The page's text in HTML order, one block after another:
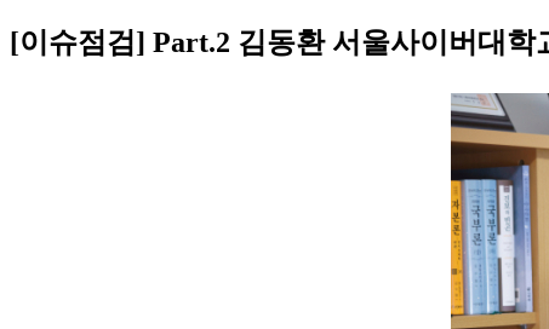
[이슈점검] Part.2 김동환 서울사이버대학